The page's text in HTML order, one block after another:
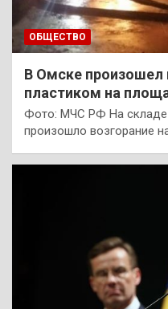
ОБЩЕСТВО
В Омске произошел
пластиком на
Фото: МЧС РФ На складе
произошло возгорание